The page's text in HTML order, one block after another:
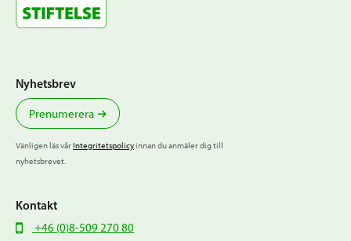
Nyhetsbrev
Prenumerera
Vänligen läs vårIntegritetspolicyinnan du anmäler dig till
nyhetsbrevet.
Kontakt
+46 (0)8-509 270 80